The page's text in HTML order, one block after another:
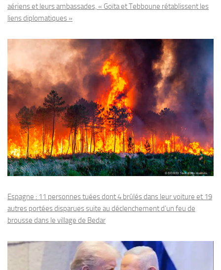
aériens et leurs ambassades, « Goïta et Tebboune rétablissent les
liens diplomatiques »
Espagne : 11 personnes tuées dont 4 brûlés dans leur voiture et 19
autres portées disparues suite au déclenchement d’un feu de
brousse dans le village de Bedar